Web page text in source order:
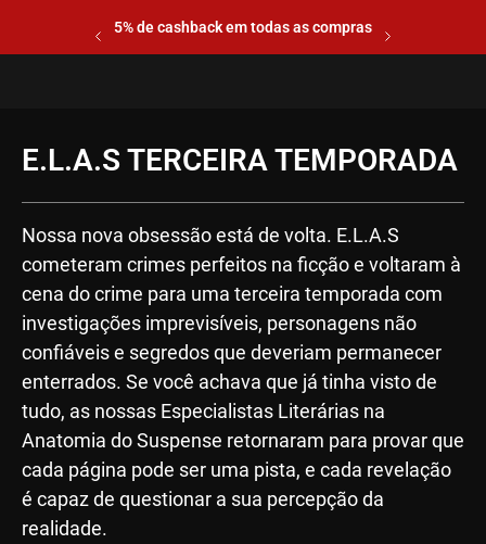
5% de cashback em todas as compras
E.L.A.S TERCEIRA TEMPORADA
Nossa nova obsessão está de volta. E.L.A.S
cometeram crimes perfeitos na ficção e voltaram à
cena do crime para uma terceira temporada com
investigações imprevisíveis, personagens não
confiáveis e segredos que deveriam permanecer
enterrados. Se você achava que já tinha visto de
tudo, as nossas Especialistas Literárias na
Anatomia do Suspense retornaram para provar que
cada página pode ser uma pista, e cada revelação
é capaz de questionar a sua percepção da
realidade.